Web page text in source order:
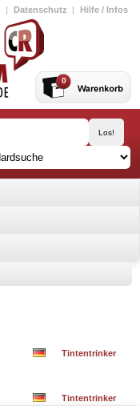
| Datenschutz | Hilfe / Infos
0
Tintentrinker
Tintentrinker